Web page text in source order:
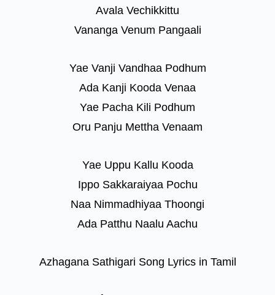
Avala Vechikkittu
Vananga Venum Pangaali
Yae Vanji Vandhaa Podhum
Ada Kanji Kooda Venaa
Yae Pacha Kili Podhum
Oru Panju Mettha Venaam
Yae Uppu Kallu Kooda
Ippo Sakkaraiyaa Pochu
Naa Nimmadhiyaa Thoongi
Ada Patthu Naalu Aachu
Azhagana Sathigari Song Lyrics in Tamil